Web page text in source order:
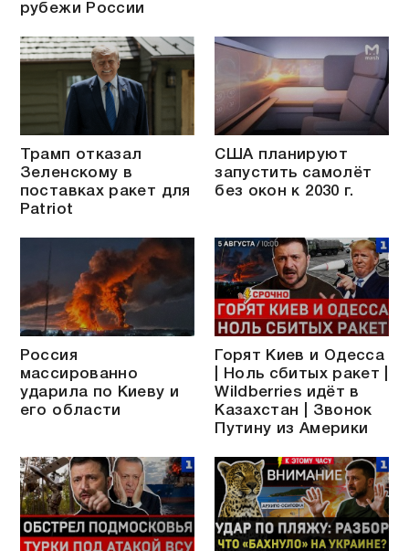
рубежи России
Трамп отказал
Зеленскому в
поставках ракет для
Patriot
США планируют
запустить самолёт
без окон к 2030 г.
Россия
массированно
ударила по Киеву и
его области
Горят Киев и Одесса
| Ноль сбитых ракет |
Wildberries идёт в
Казахстан | Звонок
Путину из Америки